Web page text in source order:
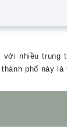
nhiều
phố này